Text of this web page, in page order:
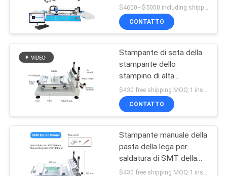
POLITICA
SULLA
PRIVACY
And Place Machine
Reflow Oven 420
CONTATTO
Stampante di seta della
stampante dello
stampino di alta
precisione (3040), lavoro
con la scelta di SMT e
macchina del posto
CONTATTO
Stampante manuale della
pasta della lega per
saldatura di SMT della
stampante 3040 dello